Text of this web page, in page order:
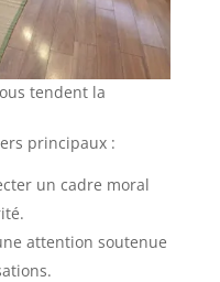
tendent la
principaux :
un cadre moral
attention soutenue